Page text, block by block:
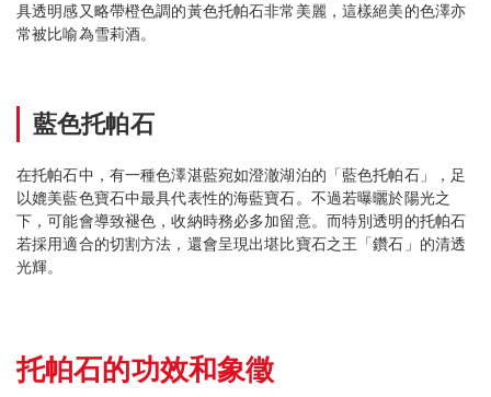
具透明感又略帶橙色調的黃色托帕石非常美麗，這樣絕美的色澤亦
常被比喻為雪莉酒。
藍色托帕石
在托帕石中，有一種色澤湛藍宛如澄澈湖泊的「藍色托帕石」，足
以媲美藍色寶石中最具代表性的海藍寶石。不過若曝曬於陽光之
下，可能會導致褪色，收納時務必多加留意。而特別透明的托帕石
若採用適合的切割方法，還會呈現出堪比寶石之王「鑽石」的清透
光輝。
托帕石的功效和象徵